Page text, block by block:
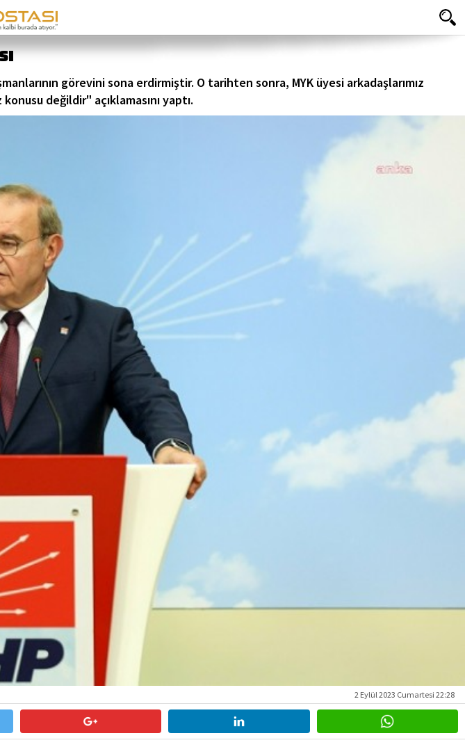
görevini sona erdirmiştir. O tarihten sonra, MYK üyesi arkadaşlarımız
değildir" açıklamasını yaptı.
2 Eylül 2023 Cumartesi 22:28